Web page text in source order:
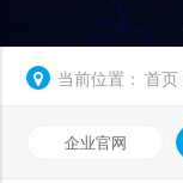
当前位置： 首页
企业官网